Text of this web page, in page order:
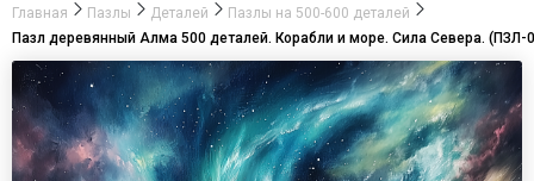
Главная Пазлы Деталей
Пазлы на 500-600 деталей
Пазл деревянный Алма 500 деталей. Корабли и море. Сила Севера.